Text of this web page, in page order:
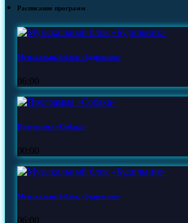
Расписание программ
Музыкальный блок «Будильник»
06:00
Программа «Собака»
00:00
Музыкальный блок «Будильник»
06:00